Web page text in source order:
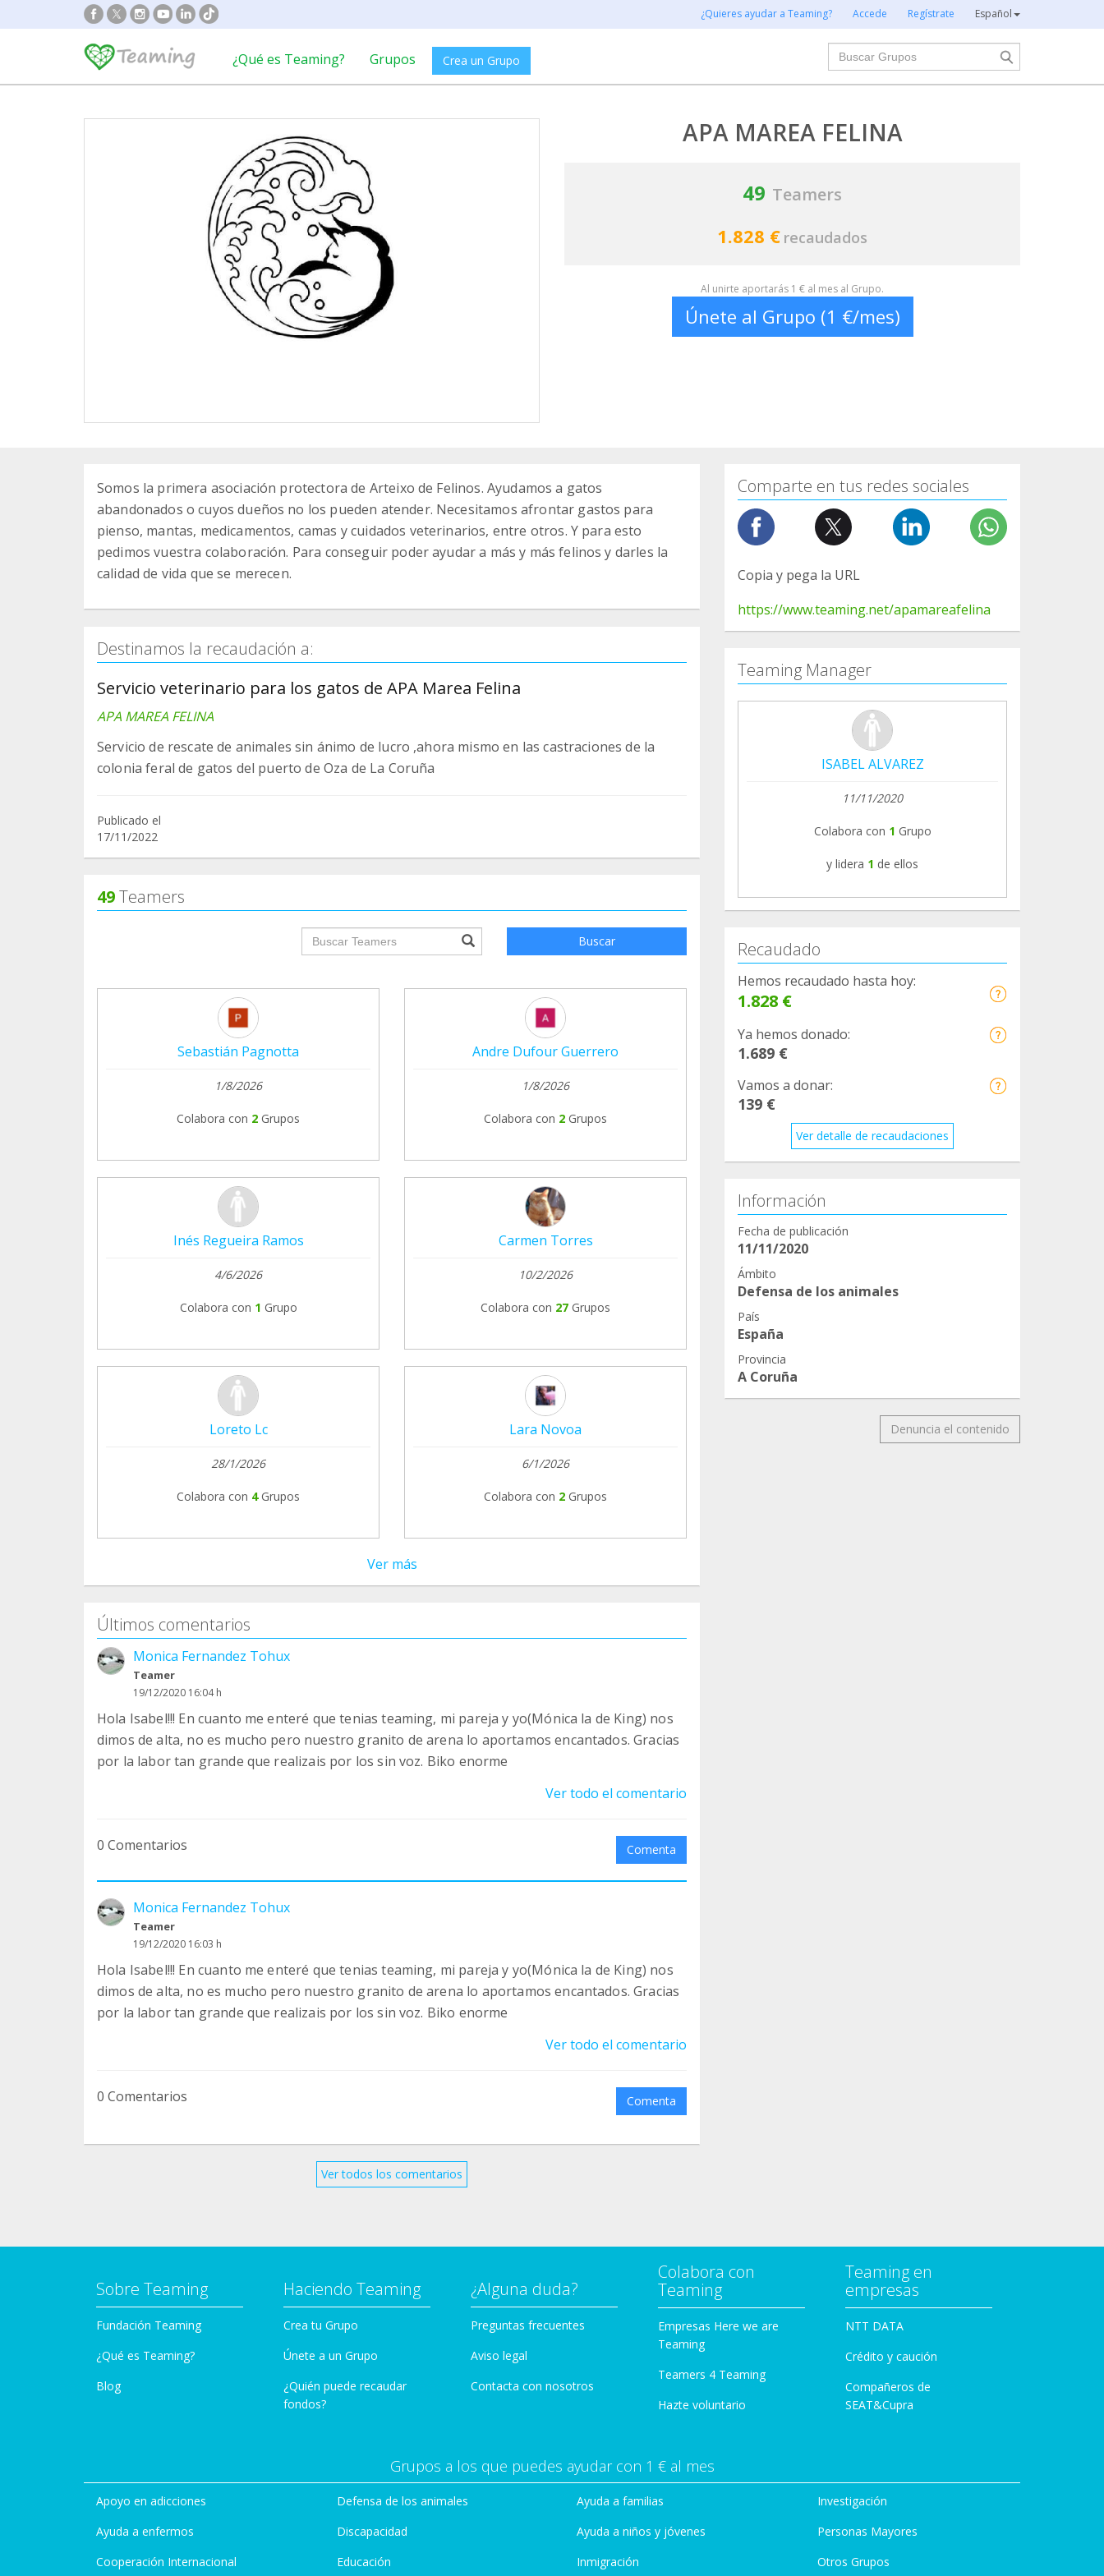
¿Quieres ayudar a Teaming? Accede Regístrate Español
¿Qué es Teaming? Grupos Crea un Grupo
Buscar
APA MAREA FELINA
49 Teamers
1.828 € recaudados
Al unirte aportarás 1 € al mes al Grupo.
Únete al Grupo (1 €/mes)
Somos la primera asociación protectora de Arteixo de Felinos. Ayudamos a gatos
abandonados o cuyos dueños no los pueden atender. Necesitamos afrontar gastos para
pienso, mantas, medicamentos, camas y cuidados veterinarios, entre otros. Y para esto
pedimos vuestra colaboración. Para conseguir poder ayudar a más y más felinos y darles la
calidad de vida que se merecen.
Destinamos la recaudación a:
Servicio veterinario para los gatos de APA Marea Felina
APA MAREA FELINA
Servicio de rescate de animales sin ánimo de lucro ,ahora mismo en las castraciones de la
colonia feral de gatos del puerto de Oza de La Coruña
Publicado el
17/11/2022
49Teamers
groupProfile.searchForm.search.text??? Buscar
Sebastián Pagnotta
1/8/2026
Colabora con 2 Grupos
Andre Dufour Guerrero
1/8/2026
Colabora con 2 Grupos
Inés Regueira Ramos
4/6/2026
Colabora con 1 Grupo
Carmen Torres
10/2/2026
Colabora con 27 Grupos
Loreto Lc
28/1/2026
Colabora con 4 Grupos
Lara Novoa
6/1/2026
Colabora con 2 Grupos
Ver más
Últimos comentarios
Monica Fernandez Tohux
Teamer
19/12/2020 16:04 h
Hola Isabel!!! En cuanto me enteré que tenias teaming, mi pareja y yo(Mónica la de King) nos
dimos de alta, no es mucho pero nuestro granito de arena lo aportamos encantados. Gracias
por la labor tan grande que realizais por los sin voz. Biko enorme
Ver todo el comentario
0 Comentarios Comenta
Monica Fernandez Tohux
Teamer
19/12/2020 16:03 h
Hola Isabel!!! En cuanto me enteré que tenias teaming, mi pareja y yo(Mónica la de King) nos
dimos de alta, no es mucho pero nuestro granito de arena lo aportamos encantados. Gracias
por la labor tan grande que realizais por los sin voz. Biko enorme
Ver todo el comentario
0 Comentarios Comenta
Ver todos los comentarios
Comparte en tus redes sociales
Copia y pega la URL
https://www.teaming.net/apamareafelina
Teaming Manager
ISABEL ALVAREZ
11/11/2020
Colabora con 1 Grupo
y lidera 1 de ellos
Recaudado
Hemos recaudado hasta hoy:
1.828 €
Ya hemos donado:
1.689 €
Vamos a donar:
139 €
Ver detalle de recaudaciones
Información
Fecha de publicación
11/11/2020
Ámbito
Defensa de los animales
País
España
Provincia
A Coruña
Denuncia el contenido
Sobre Teaming
Fundación Teaming
¿Qué es Teaming?
Blog
Haciendo Teaming
Crea tu Grupo
Únete a un Grupo
¿Quién puede recaudar
fondos?
¿Alguna duda?
Preguntas frecuentes
Aviso legal
Contacta con nosotros
Colabora con
Teaming
Empresas Here we are
Teaming
Teamers 4 Teaming
Hazte voluntario
Teaming en
empresas
NTT DATA
Crédito y caución
Compañeros de
SEAT&Cupra
Grupos a los que puedes ayudar con 1 € al mes
Apoyo en adicciones
Ayuda a enfermos
Cooperación Internacional
Defensa de los animales
Discapacidad
Educación
Ayuda a familias
Ayuda a niños y jóvenes
Inmigración
Investigación
Personas Mayores
Otros Grupos